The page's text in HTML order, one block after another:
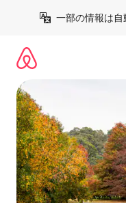
一部の情報は自